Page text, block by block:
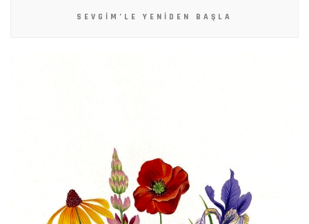
SEVGIM’LE YENIDEN BAŞLA